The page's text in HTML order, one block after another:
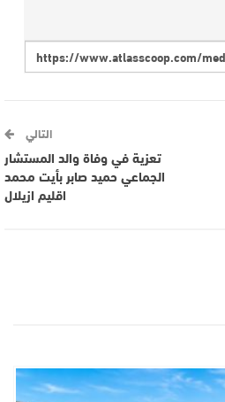
التالي
تعزية في وفاة والد المستشار
الجماعي حميد صابر بأيت محمد
اقليم ازيلال